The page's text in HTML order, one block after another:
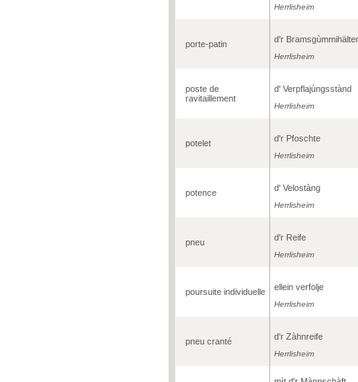
Herrlisheim
porte-patin d'r Bramsgùmmihälter
Herrlisheim
poste de
ravitaillement
d' Verpflajùngsstànd
Herrlisheim
potelet d'r Pfoschte
Herrlisheim
potence d' Velostàng
Herrlisheim
pneu d'r Reife
Herrlisheim
poursuite individuelle ellein verfolje
Herrlisheim
pneu cranté d'r Zàhnreife
Herrlisheim